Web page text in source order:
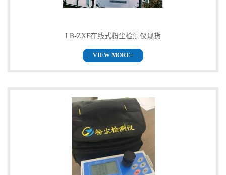
LB-ZXF在线式粉尘检测仪现货
VIEW MORE+